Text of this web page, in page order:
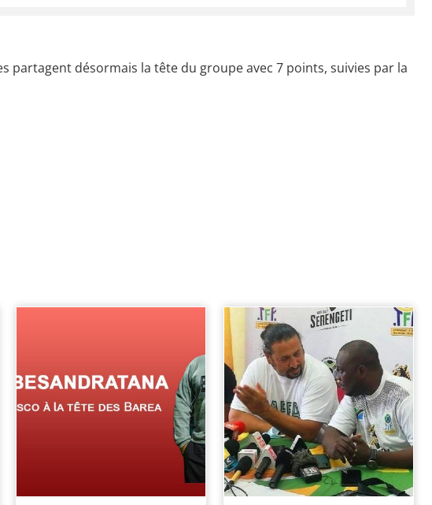
partagent désormais la tête du groupe avec 7 points, suivies par la